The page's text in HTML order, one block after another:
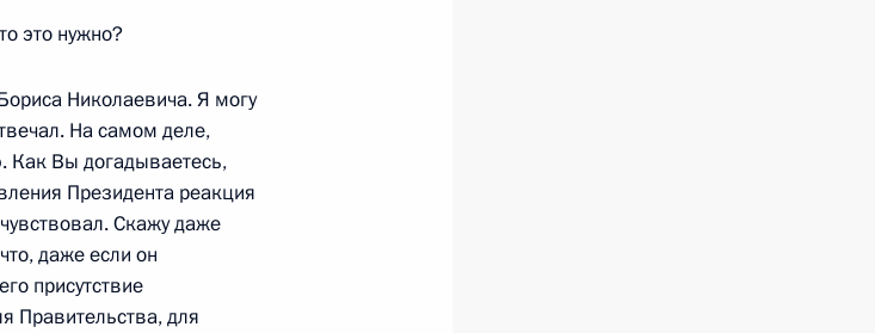
это нужно?
Николаевича. Я могу
На самом деле,
Как Вы догадываетесь,
Президента реакция
Скажу даже
даже если он
присутствие
Правительства, для